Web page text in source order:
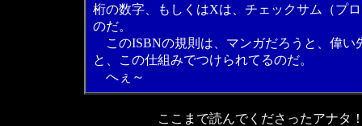
桁の数字、もしくはXは、チェックサム（プ
のだ。
このISBNの規則は、マンガだろうと、偉い
と、この仕組みでつけられてるのだ。
へぇ～
ここまで読んでくださったアナ